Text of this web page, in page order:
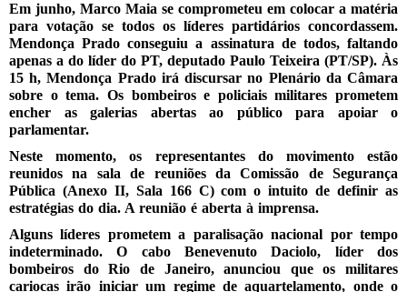
Em junho, Marco Maia se comprometeu em colocar a matéria
para votação se todos os líderes partidários concordassem.
Mendonça Prado conseguiu a assinatura de todos, faltando
apenas a do líder do PT, deputado Paulo Teixeira (PT/SP). Às
15 h, Mendonça Prado irá discursar no Plenário da Câmara
sobre o tema. Os bombeiros e policiais militares prometem
encher as galerias abertas ao público para apoiar o
parlamentar.
Neste momento, os representantes do movimento estão
reunidos na sala de reuniões da Comissão de Segurança
Pública (Anexo II, Sala 166 C) com o intuito de definir as
estratégias do dia. A reunião é aberta à imprensa.
Alguns líderes prometem a paralisação nacional por tempo
indeterminado. O cabo Benevenuto Daciolo, líder dos
bombeiros do Rio de Janeiro, anunciou que os militares
cariocas irão iniciar um regime de aquartelamento, onde o